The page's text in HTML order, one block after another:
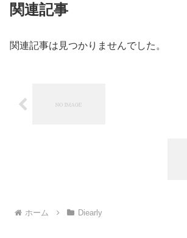
関連記事
関連記事は見つかりませんでした。
ホーム Diearly